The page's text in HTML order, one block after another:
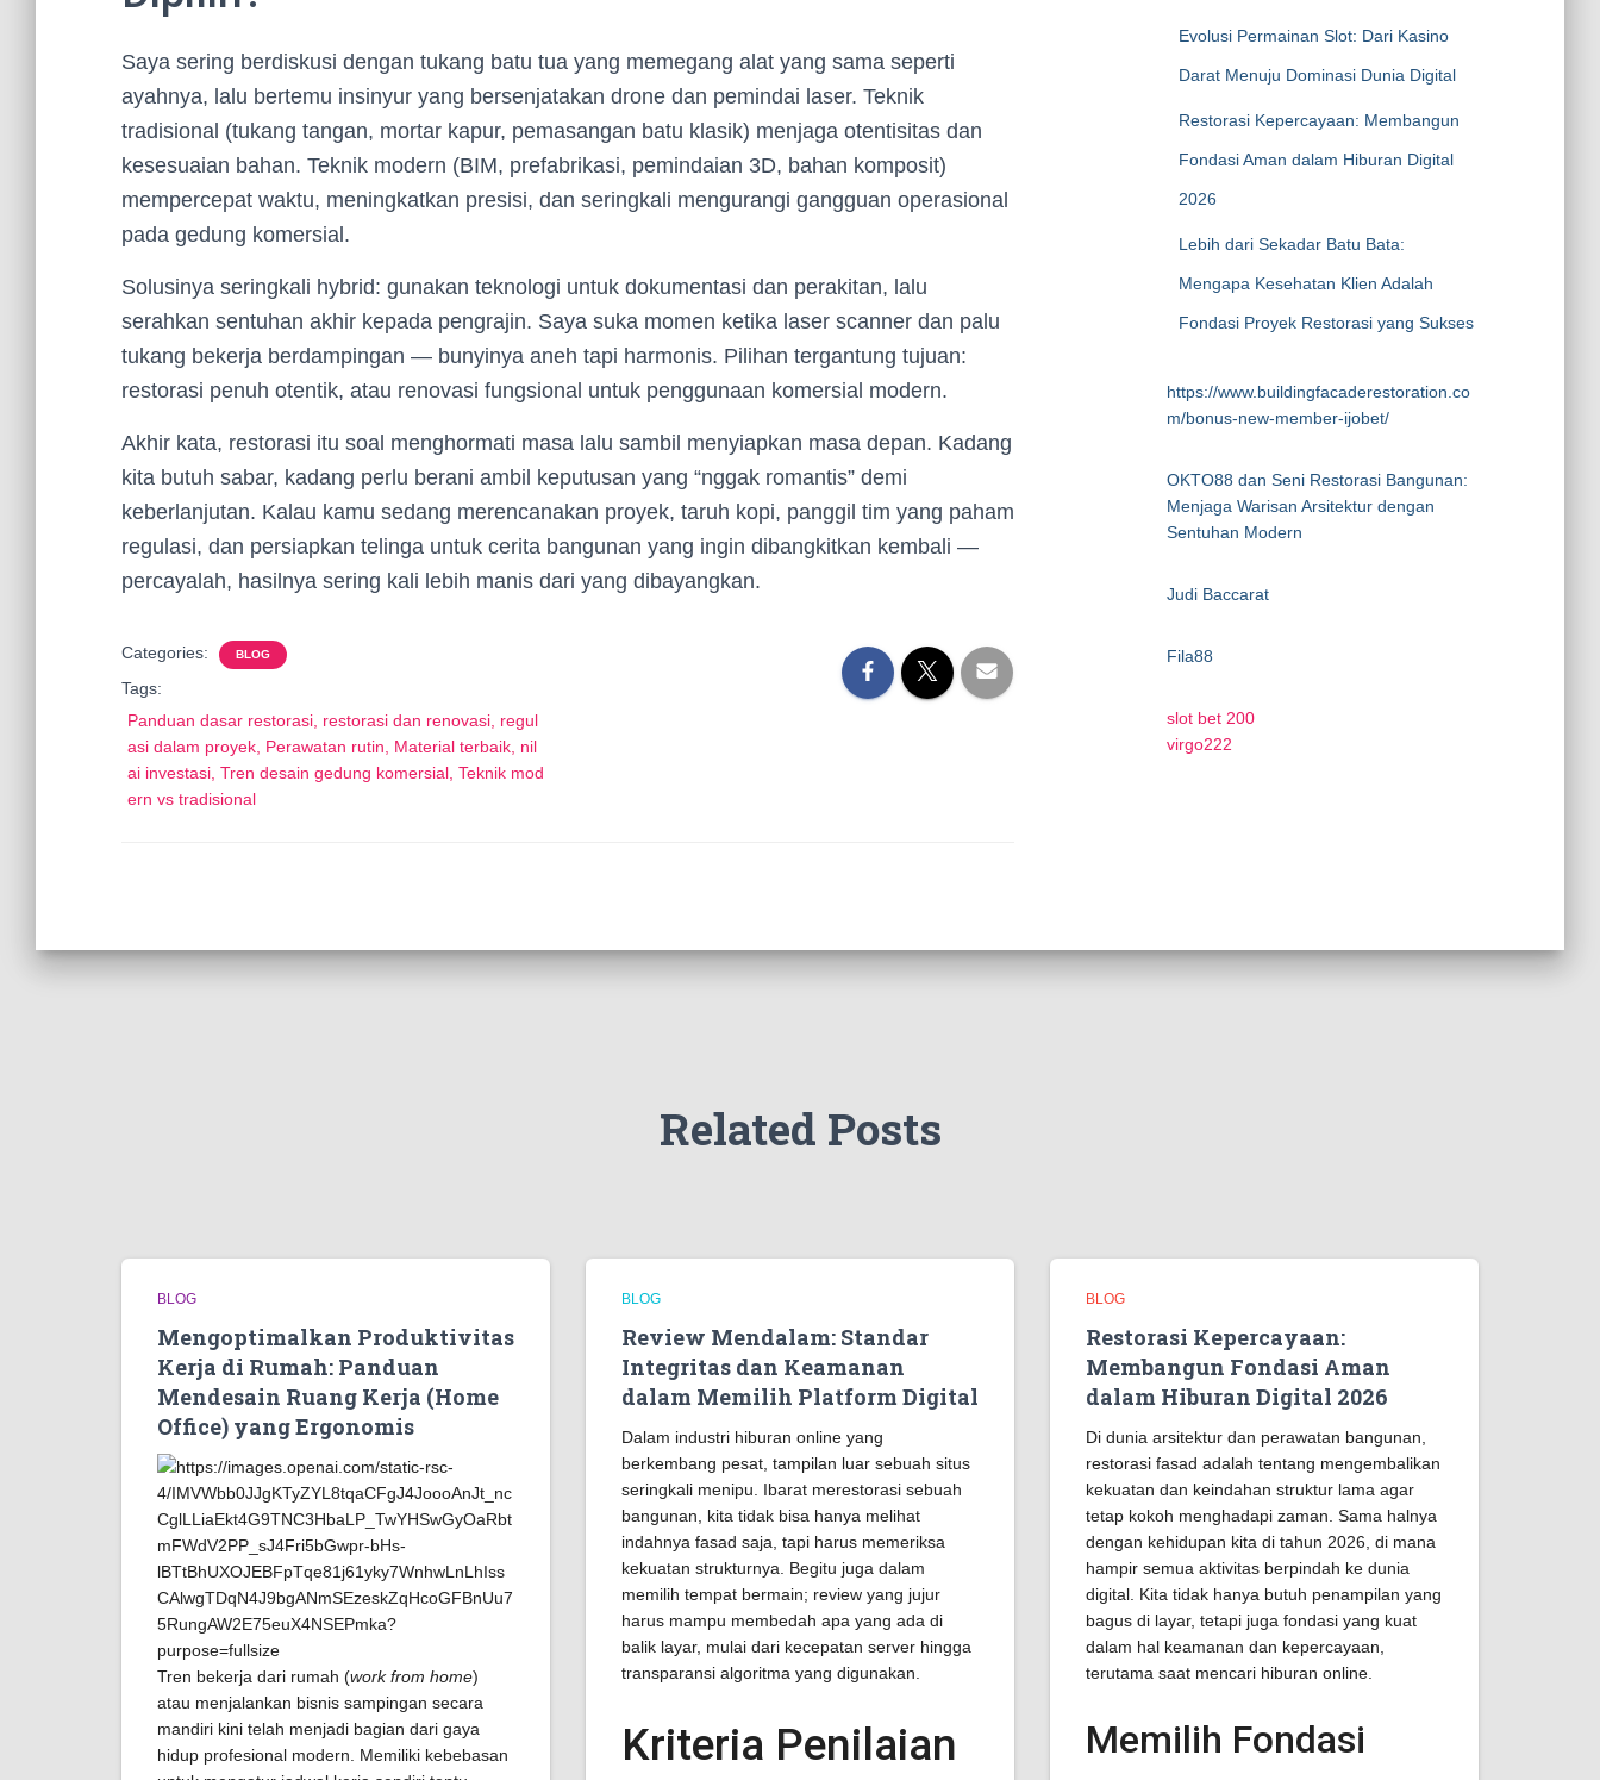
Saya sering berdiskusi dengan tukang batu tua yang memegang alat yang sama seperti
ayahnya, lalu bertemu insinyur yang bersenjatakan drone dan pemindai laser. Teknik
tradisional (tukang tangan, mortar kapur, pemasangan batu klasik) menjaga otentisitas dan
kesesuaian bahan. Teknik modern (BIM, prefabrikasi, pemindaian 3D, bahan komposit)
mempercepat waktu, meningkatkan presisi, dan seringkali mengurangi gangguan operasional
pada gedung komersial.
Solusinya seringkali hybrid: gunakan teknologi untuk dokumentasi dan perakitan, lalu
serahkan sentuhan akhir kepada pengrajin. Saya suka momen ketika laser scanner dan palu
tukang bekerja berdampingan — bunyinya aneh tapi harmonis. Pilihan tergantung tujuan:
restorasi penuh otentik, atau renovasi fungsional untuk penggunaan komersial modern.
Akhir kata, restorasi itu soal menghormati masa lalu sambil menyiapkan masa depan. Kadang
kita butuh sabar, kadang perlu berani ambil keputusan yang “nggak romantis” demi
keberlanjutan. Kalau kamu sedang merencanakan proyek, taruh kopi, panggil tim yang paham
regulasi, dan persiapkan telinga untuk cerita bangunan yang ingin dibangkitkan kembali —
percayalah, hasilnya sering kali lebih manis dari yang dibayangkan.
Categories: BLOG
Tags:
Panduan dasar restorasi, restorasi dan renovasi, regul
asi dalam proyek, Perawatan rutin, Material terbaik, nil
ai investasi, Tren desain gedung komersial, Teknik mod
ern vs tradisional
Evolusi Permainan Slot: Dari Kasino
Darat Menuju Dominasi Dunia Digital
Restorasi Kepercayaan: Membangun
Fondasi Aman dalam Hiburan Digital
2026
Lebih dari Sekadar Batu Bata:
Mengapa Kesehatan Klien Adalah
Fondasi Proyek Restorasi yang Sukses
https://www.buildingfacaderestoration.co
m/bonus-new-member-ijobet/
OKTO88 dan Seni Restorasi Bangunan:
Menjaga Warisan Arsitektur dengan
Sentuhan Modern
Judi Baccarat
Fila88
slot bet 200
virgo222
Related Posts
BLOG
Mengoptimalkan Produktivitas
Kerja di Rumah: Panduan
Mendesain Ruang Kerja (Home
Office) yang Ergonomis
Tren bekerja dari rumah (work from home)
atau menjalankan bisnis sampingan secara
mandiri kini telah menjadi bagian dari gaya
hidup profesional modern. Memiliki kebebasan
BLOG
Review Mendalam: Standar
Integritas dan Keamanan
dalam Memilih Platform Digital
Dalam industri hiburan online yang
berkembang pesat, tampilan luar sebuah situs
seringkali menipu. Ibarat merestorasi sebuah
bangunan, kita tidak bisa hanya melihat
indahnya fasad saja, tapi harus memeriksa
kekuatan strukturnya. Begitu juga dalam
memilih tempat bermain; review yang jujur
harus mampu membedah apa yang ada di
balik layar, mulai dari kecepatan server hingga
transparansi algoritma yang digunakan.
Kriteria Penilaian
BLOG
Restorasi Kepercayaan:
Membangun Fondasi Aman
dalam Hiburan Digital 2026
Di dunia arsitektur dan perawatan bangunan,
restorasi fasad adalah tentang mengembalikan
kekuatan dan keindahan struktur lama agar
tetap kokoh menghadapi zaman. Sama halnya
dengan kehidupan kita di tahun 2026, di mana
hampir semua aktivitas berpindah ke dunia
digital. Kita tidak hanya butuh penampilan yang
bagus di layar, tetapi juga fondasi yang kuat
dalam hal keamanan dan kepercayaan,
terutama saat mencari hiburan online.
Memilih Fondasi